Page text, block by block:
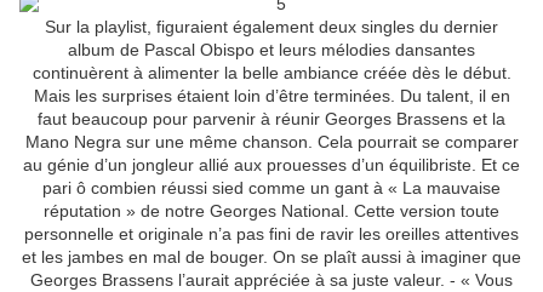
Sur la playlist, figuraient également deux singles du dernier
album de Pascal Obispo et leurs mélodies dansantes
continuèrent à alimenter la belle ambiance créée dès le début.
Mais les surprises étaient loin d’être terminées. Du talent, il en
faut beaucoup pour parvenir à réunir Georges Brassens et la
Mano Negra sur une même chanson. Cela pourrait se comparer
au génie d’un jongleur allié aux prouesses d’un équilibriste. Et ce
pari ô combien réussi sied comme un gant à « La mauvaise
réputation » de notre Georges National. Cette version toute
personnelle et originale n’a pas fini de ravir les oreilles attentives
et les jambes en mal de bouger. On se plaît aussi à imaginer que
Georges Brassens l’aurait appréciée à sa juste valeur. - « Vous